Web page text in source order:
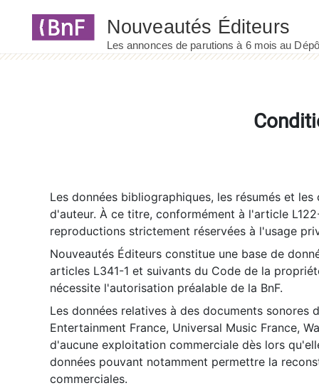
Les données bibliographiques, les résumés et
d'auteur. À ce titre, conformément à l'article
reproductions strictement réservées à l'usage
Nouveautés Éditeurs constitue une base de
articles L341-1 et suivants du Code de la
nécessite l'autorisation préalable de la BnF.
Les données relatives à des documents sonores
Entertainment France, Universal Music France,
d'aucune exploitation commerciale dès lors
données pouvant notamment permettre la
commerciales.